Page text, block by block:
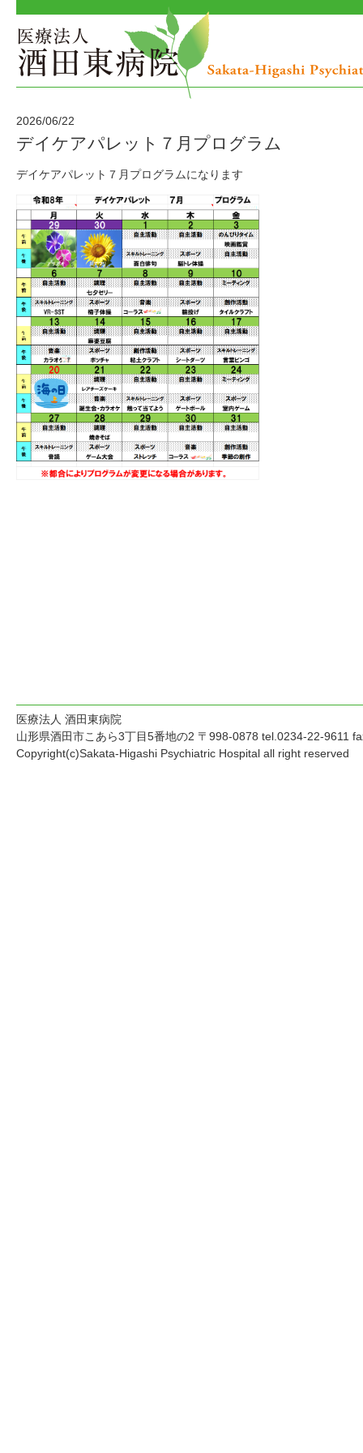
2026/06/22
デイケアパレット７月プログラム
デイケアパレット７月プログラムになります
医療法人 酒田東病院
山形県酒田市こあら3丁目5番地の2 〒998-0878 tel.0234-22-9611
Copyright(c)Sakata-Higashi Psychiatric Hospital all right reserved